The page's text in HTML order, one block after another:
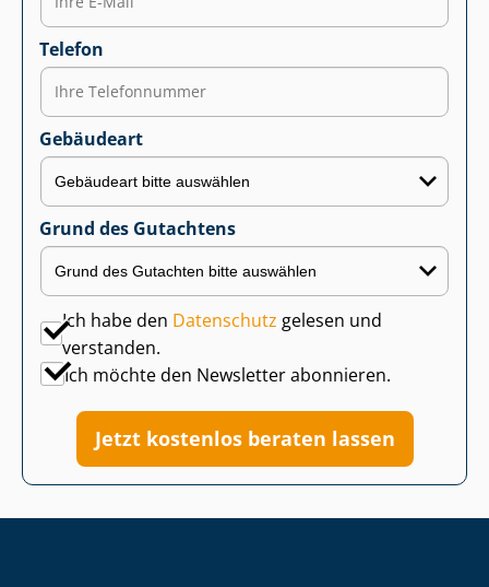
Telefon
Gebäudeart
Grund des Gutachtens
Ich habe den Datenschutz gelesen und
verstanden.
Ich möchte den Newsletter abonnieren.
Jetzt kostenlos beraten lassen